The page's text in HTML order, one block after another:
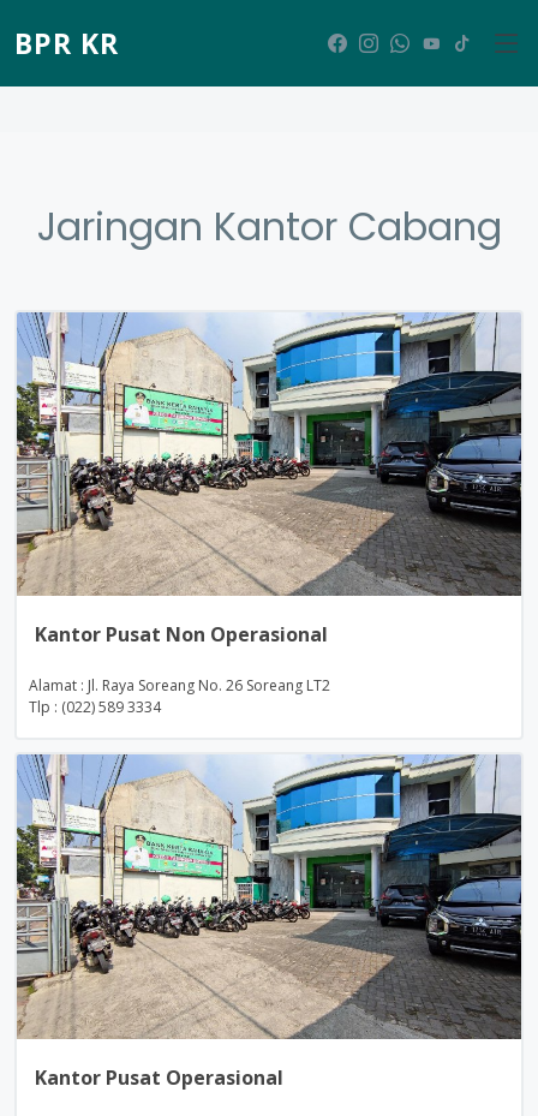
BPR KR
Jaringan Kantor Cabang
Kantor Pusat Non Operasional
Alamat : Jl. Raya Soreang No. 26 Soreang LT2
Tlp : (022) 589 3334
Kantor Pusat Operasional